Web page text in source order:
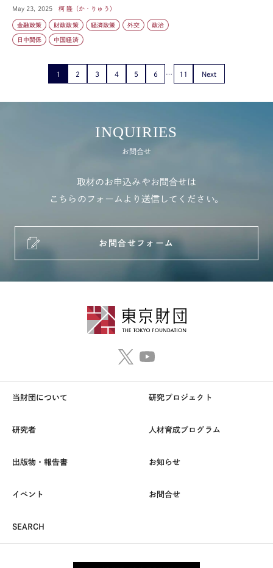
May 23, 2025 柯 隆（か・りゅう）
金融政策 財政政策 経済政策 外交 政治
日中関係 中国経済
1 2 3 4 5 6 11 Next
INQUIRIES
お問合せ
取材のお申込みやお問合せは
こちらのフォームより送信してください。
お問合せフォーム
当財団について 研究プロジェクト
研究者 人材育成プログラム
出版物・報告書 お知らせ
イベント お問合せ
SEARCH